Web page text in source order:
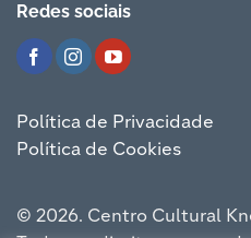
Redes sociais
© 2026. Centro Cultural
Política de Privacidade
Política de Cookies